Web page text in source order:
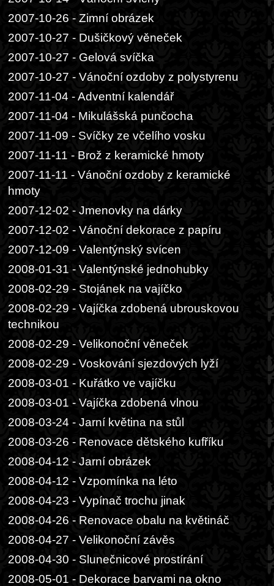
2007-10-26 - Zimní obrázek
2007-10-27 - Dušičkový věneček
2007-10-27 - Gelová svíčka
2007-10-27 - Vánoční ozdoby z polystyrenu
2007-11-04 - Adventní kalendář
2007-11-04 - Mikulášská punčocha
2007-11-09 - Svíčky ze včelího vosku
2007-11-11 - Brož z keramické hmoty
2007-11-11 - Vánoční ozdoby z keramické
hmoty
2007-12-02 - Jmenovky na dárky
2007-12-02 - Vánoční dekorace z papíru
2007-12-09 - Valentýnský svícen
2008-01-31 - Valentýnské jednohubky
2008-02-29 - Stojánek na vajíčko
2008-02-29 - Vajíčka zdobená ubrouskovou
technikou
2008-02-29 - Velikonoční věneček
2008-02-29 - Voskování sjezdových lyží
2008-03-01 - Kuřátko ve vajíčku
2008-03-01 - Vajíčka zdobená vlnou
2008-03-24 - Jarní květina na stůl
2008-03-26 - Renovace dětského kufříku
2008-04-12 - Jarní obrázek
2008-04-12 - Vzpomínka na léto
2008-04-23 - Vypínač trochu jinak
2008-04-26 - Renovace obalu na květináč
2008-04-27 - Velikonoční závěs
2008-04-30 - Slunečnicové prostírání
2008-05-01 - Dekorace barvami na okno